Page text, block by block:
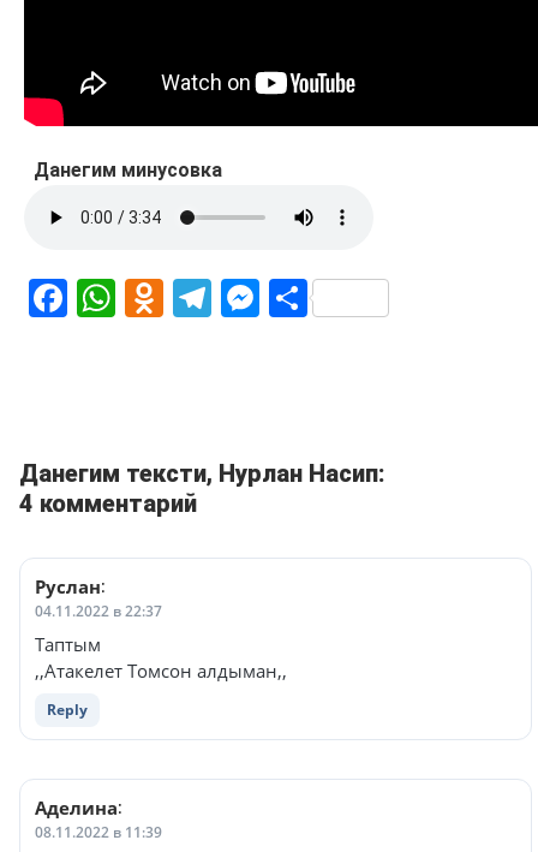
Данегим минусовка
Facebook
WhatsApp
Odnoklassniki
Telegram
Messenger
Share
Данегим тексти, Нурлан Насип:
4 комментарий
Руслан:
04.11.2022 в 22:37
Таптым
,,Атакелет Томсон алдыман,,
Reply
Аделина:
08.11.2022 в 11:39